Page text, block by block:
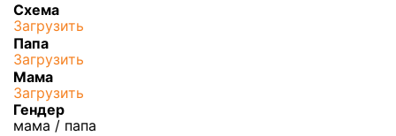
Схема
Загрузить
Папа
Загрузить
Мама
Загрузить
Гендер
мама / папа